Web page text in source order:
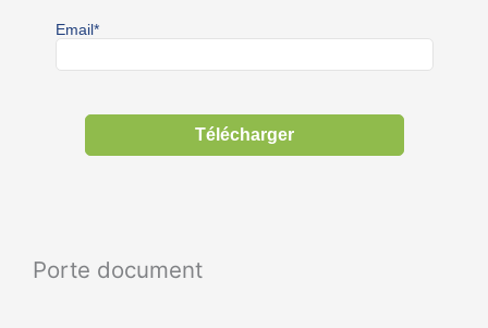
Porte document